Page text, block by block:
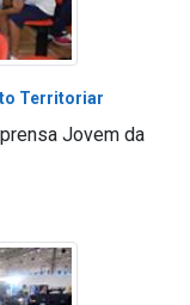
Territoriar
Jovem da